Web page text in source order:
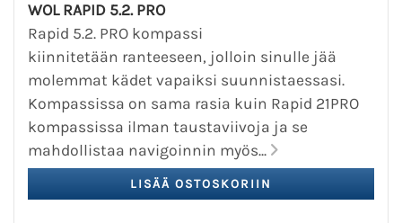
WOL RAPID 5.2. PRO
Rapid 5.2. PRO kompassi
kiinnitetään ranteeseen, jolloin sinulle jää
molemmat kädet vapaiksi suunnistaessasi.
Kompassissa on sama rasia kuin Rapid 21PRO
kompassissa ilman taustaviivoja ja se
mahdollistaa navigoinnin myös...